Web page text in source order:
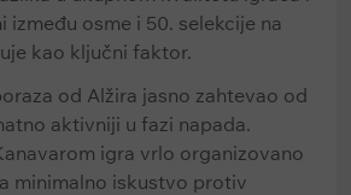
osme i 50. selekcije na
kao ključni faktor.
od Alžira jasno zahtevao od
aktivniji u fazi napada.
igra vrlo organizovano
minimalno iskustvo protiv